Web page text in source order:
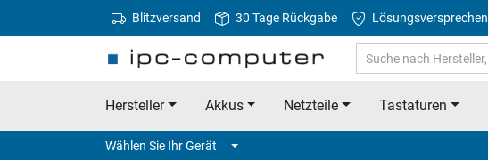
Blitzversand 30 Tage Rückgabe Lösungsversprechen
Hersteller Akkus Netzteile Tastaturen
Wählen Sie Ihr Gerät